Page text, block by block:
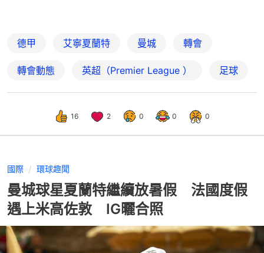
德甲 艾寧夏蘭特 曼城 轉會
轉會動態 英超（Premier League ） 足球
16 2 0 0 0
國際 環球趣聞
曼城球星夏蘭特繼續放暑假 法國度假
遇上米高佐敦 IG曬合照